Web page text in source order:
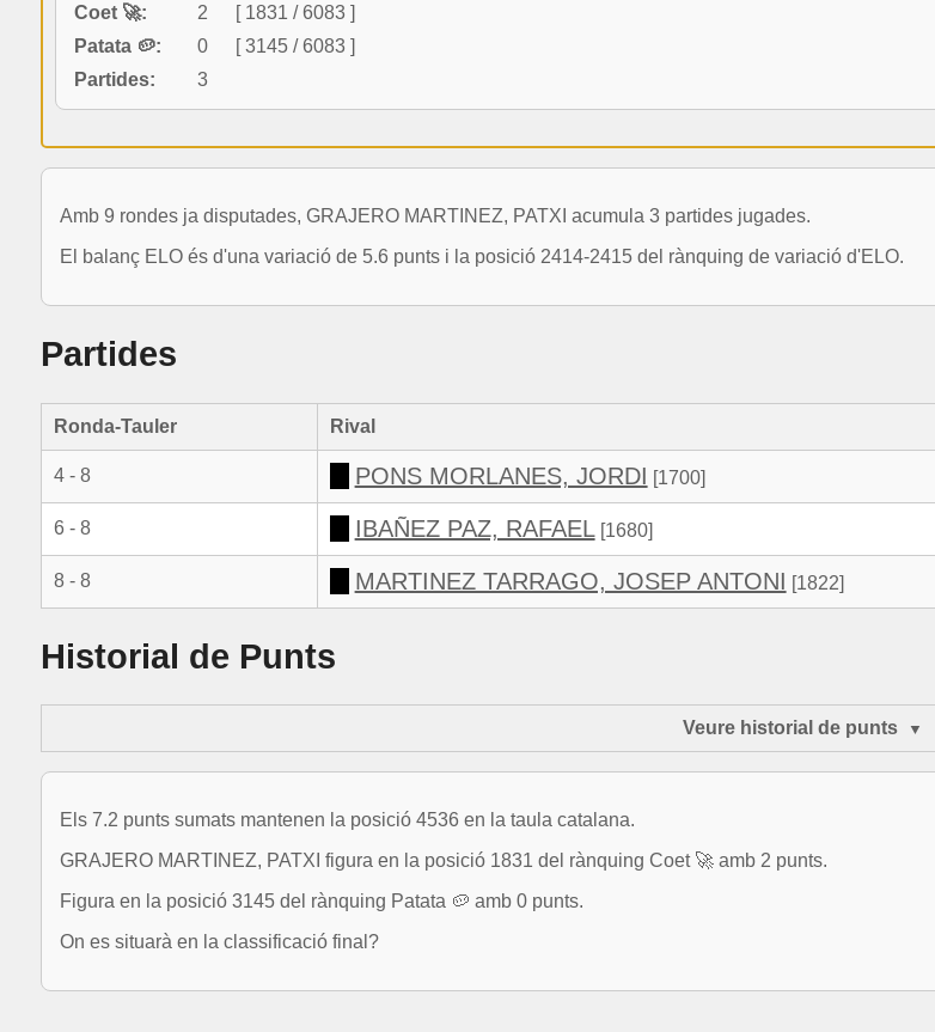
Coet 🚀:
2
[ 1831 / 6083 ]
Patata 🥔:
0
[ 3145 / 6083 ]
Partides:
3
Amb 9 rondes ja disputades, GRAJERO MARTINEZ, PATXI acumula 3 partides jugades.
El balanç ELO és d'una variació de 5.6 punts i la posició 2414-2415 del rànquing de variació d'ELO.
Partides
Ronda-Tauler Rival
4 - 8 PONS MORLANES, JORDI [1700]
6 - 8 IBAÑEZ PAZ, RAFAEL[1680]
8 - 8 MARTINEZ TARRAGO, JOSEP ANTONI [1822]
Historial de Punts
Veure historial de punts
Els 7.2 punts sumats mantenen la posició 4536 en la taula catalana.
GRAJERO MARTINEZ, PATXI figura en la posició 1831 del rànquing Coet 🚀 amb 2 punts.
Figura en la posició 3145 del rànquing Patata 🥔 amb 0 punts.
On es situarà en la classificació final?